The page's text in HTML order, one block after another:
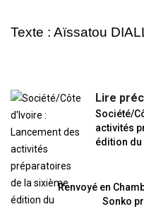
Texte : Aïssatou
Lire
Société/
activités
édition du
Renvoyé en
Sonko